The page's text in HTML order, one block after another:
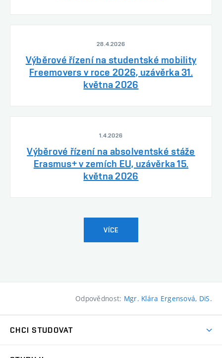
28.4.2026
Výběrové řízení na studentské mobility
Freemovers v roce 2026, uzávěrka 31.
května 2026
1.4.2026
Výběrové řízení na absolventské stáže
Erasmus+ v zemích EU, uzávěrka 15.
května 2026
VÍCE
Odpovědnost: Mgr. Klára Ergensová, DiS.
CHCI STUDOVAT